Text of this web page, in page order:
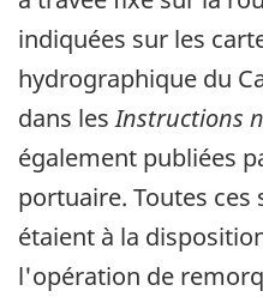
indiquées sur les
hydrographique du
dans lesInstructions
également publiées
portuaire. Toutes
étaient à la
l'opération de